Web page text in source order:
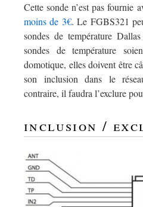
Cette sonde n’est pas fournie
moins de 3€. Le FGBS321
sondes de température
sondes de température
domotique, elles doivent être
son inclusion dans le
contraire, il faudra l’exclure
inclusion /